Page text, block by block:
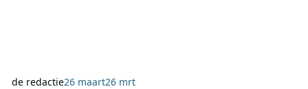
de redactie26 maart26 mrt